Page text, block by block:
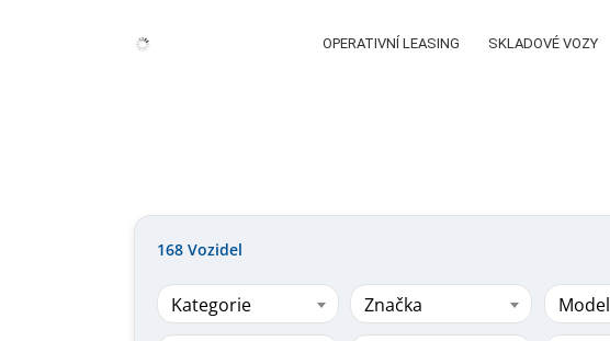
OPERATIVNÍ LEASING SKLADOVÉ VOZY
168 Vozidel
Kategorie Značka Model